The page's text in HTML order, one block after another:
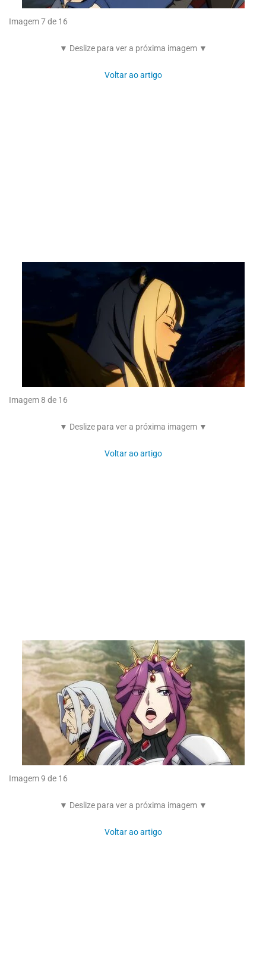
Imagem 7 de 16
▼ Deslize para ver a próxima imagem ▼
Voltar ao artigo
Imagem 8 de 16
▼ Deslize para ver a próxima imagem ▼
Voltar ao artigo
Imagem 9 de 16
▼ Deslize para ver a próxima imagem ▼
Voltar ao artigo